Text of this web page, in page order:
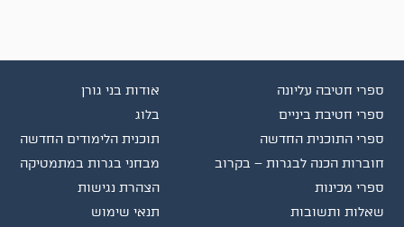
ספרי חטיבה עליונה
ספרי חטיבת ביניים
ספרי התוכנית החדשה
חוברות הכנה לבגרות – בקרוב
ספרי מכינות
שאלות ותשובות
אודות בני גורן
בלוג
תוכנית הלימודים החדשה
מבחני בגרות במתמטיקה
הצהרת נגישות
תנאי שימוש